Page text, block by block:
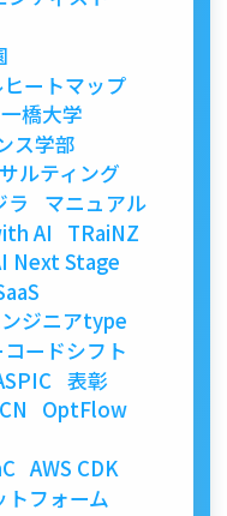
ートマップ
一橋大学
ス学部
ルティング
ラ
マニュアル
AI
TRaiNZ
Next Stage
ジニアtype
コードシフト
表彰
OptFlow
AWS CDK
トフォーム